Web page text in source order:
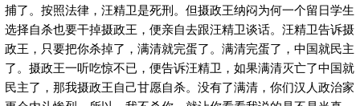
捕了。按照法律，汪精卫是死刑。但摄政王纳闷为何一个留日学生
选择自杀也要干掉摄政王，便亲自去跟汪精卫谈话。汪精卫告诉摄
政王，只要把你杀掉了，满清就完蛋了。满清完蛋了，中国就民主
了。摄政王一听吃惊不已，便告诉汪精卫，如果满清灭亡了中国就
民主了，那我摄政王自己甘愿自杀。没有了满清，你们汉人政治家